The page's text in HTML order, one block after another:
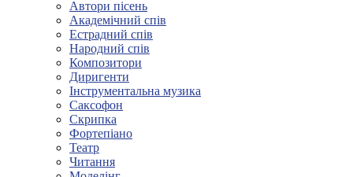
Автори пісень
Академічний спів
Естрадний спів
Народний спів
Композитори
Диригенти
Інструментальна музика
Саксофон
Скрипка
Фортепіано
Театр
Читання